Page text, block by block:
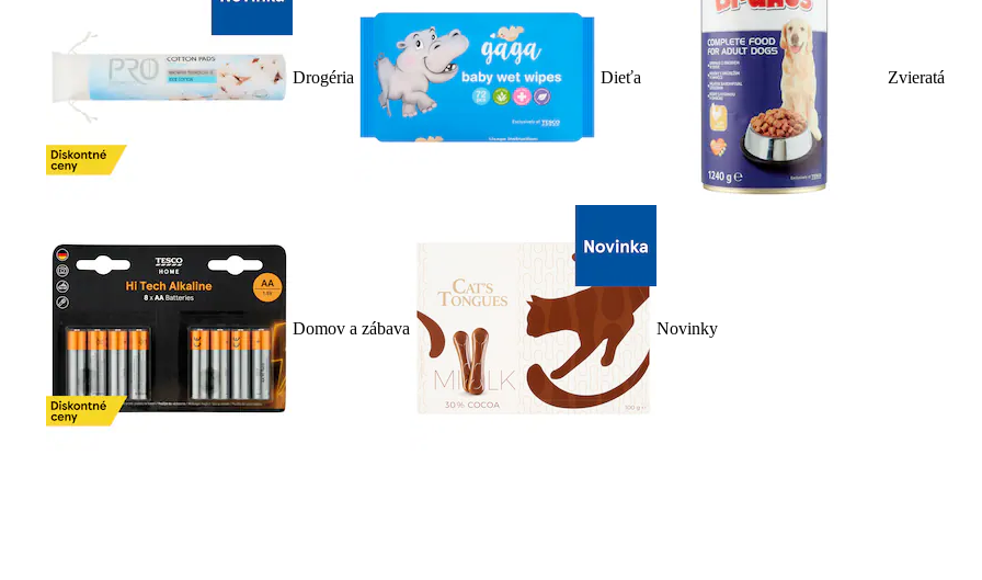
Drogéria Dieťa Zvieratá
Domov a zábava Novinky